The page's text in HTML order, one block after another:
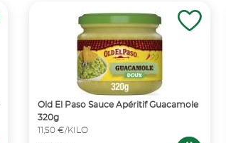
Old El Paso Sauce Apéritif Guacamole
320g
11,50 €/KILO